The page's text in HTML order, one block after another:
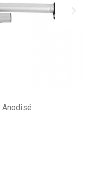
Anodisé